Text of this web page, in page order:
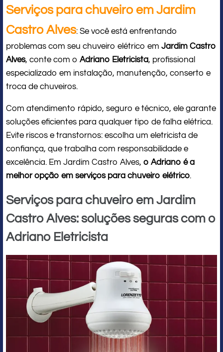
Serviços para chuveiro em Jardim
Castro Alves: Se você está enfrentando
problemas com seu chuveiro elétrico em Jardim Castro
Alves, conte com o Adriano Eletricista, profissional
especializado em instalação, manutenção, conserto e
troca de chuveiros.
Com atendimento rápido, seguro e técnico, ele garante
soluções eficientes para qualquer tipo de falha elétrica.
Evite riscos e transtornos: escolha um eletricista de
confiança, que trabalha com responsabilidade e
excelência. Em Jardim Castro Alves, o Adriano é a
melhor opção em serviços para chuveiro elétrico.
Serviços para chuveiro em Jardim
Castro Alves: soluções seguras com o
Adriano Eletricista